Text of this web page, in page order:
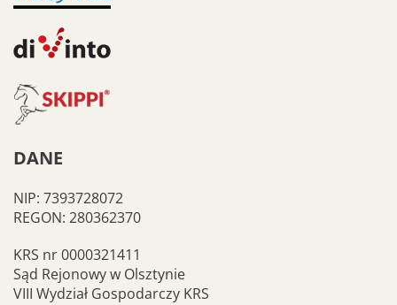
DANE
NIP: 7393728072
REGON: 280362370
KRS nr 0000321411
Sąd Rejonowy w Olsztynie
VIII Wydział Gospodarczy KRS